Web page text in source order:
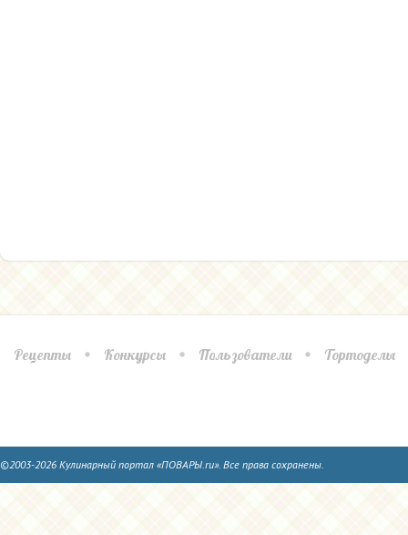
Рецепты Конкурсы Пользователи Тортоделы
©2003-2026 Кулинарный портал «ПОВАРЫ.ru». Все права сохранены.